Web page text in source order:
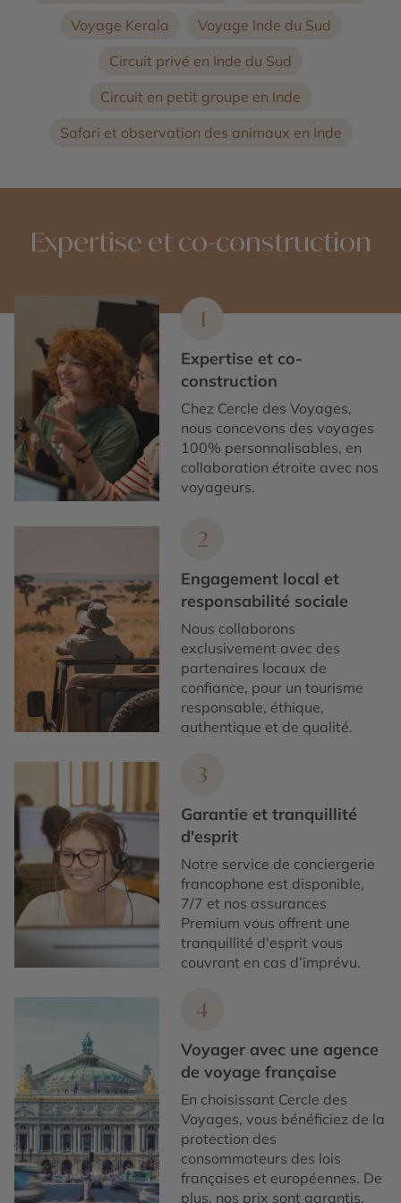
Voyage Kerala
Voyage Inde du Sud
Circuit privé en Inde du Sud
Circuit en petit groupe en Inde
Safari et observation des animaux en Inde
Expertise et co-construction
1
Expertise et co-
construction
Chez Cercle des Voyages,
nous concevons des voyages
100% personnalisables, en
collaboration étroite avec nos
voyageurs.
2
Engagement local et
responsabilité sociale
Nous collaborons
exclusivement avec des
partenaires locaux de
confiance, pour un tourisme
responsable, éthique,
authentique et de qualité.
3
Garantie et tranquillité
d'esprit
Notre service de conciergerie
francophone est disponible,
7/7 et nos assurances
Premium vous offrent une
tranquillité d'esprit vous
couvrant en cas d’imprévu.
4
Voyager avec une agence
de voyage française
En choisissant Cercle des
Voyages, vous bénéficiez de la
protection des
consommateurs des lois
françaises et européennes. De
plus, nos prix sont garantis.